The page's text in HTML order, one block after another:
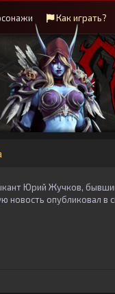
Как играть?
Юрий Жучков,
новость опубликовал в